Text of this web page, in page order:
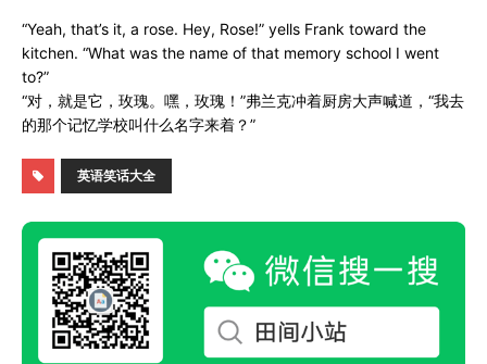
“Yeah, that’s it, a rose. Hey, Rose!” yells Frank toward the
kitchen. “What was the name of that memory school I went
to?”
“对，就是它，玫瑰。嘿，玫瑰！”弗兰克冲着厨房大声喊道，“我去
的那个记忆学校叫什么名字来着？”
英语笑话大全